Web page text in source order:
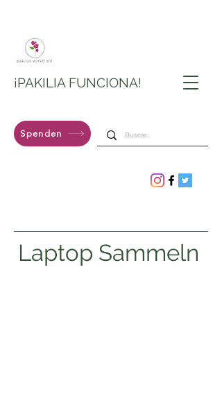
¡PAKILIA FUNCIONA!
Spenden
Laptop Sammeln